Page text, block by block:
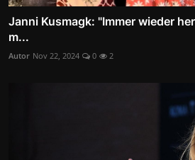
Janni Kusmagk: "Immer wieder
m...
Autor Nov 22, 2024 0 2